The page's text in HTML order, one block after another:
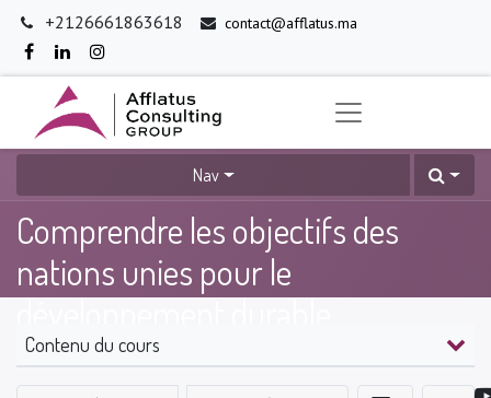
+2126661863618 contact@afflatus.ma
Nav
Comprendre les objectifs des
nations unies pour le
Contenu du cours